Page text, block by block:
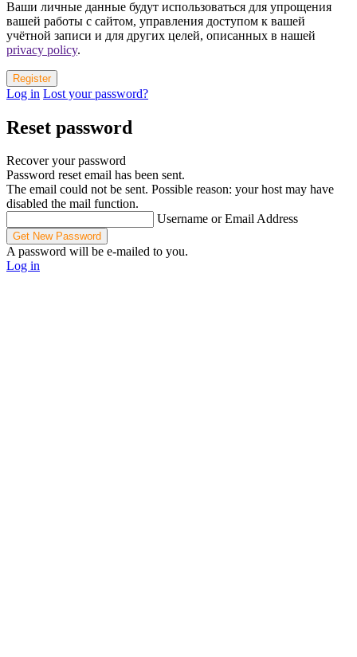
Ваши личные данные будут использоваться для упрощения
вашей работы с сайтом, управления доступом к вашей
учётной записи и для других целей, описанных в нашей
privacy policy.
Log in Lost your password?
Reset password
Recover your password
Password reset email has been sent.
The email could not be sent. Possible reason: your host may have
disabled the mail function.
Username or Email Address
A password will be e-mailed to you.
Log in